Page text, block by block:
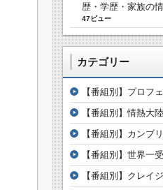
歴・学歴・家族の
47ビュー
カテゴリー
【番組別】プロフ
【番組別】情熱大陸
【番組別】カンブ
【番組別】世界一
【番組別】クレイ